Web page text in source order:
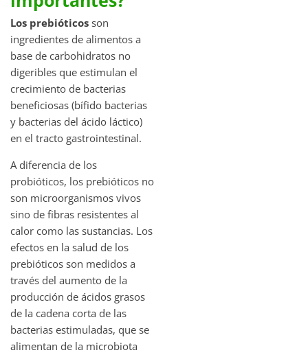
Los prebióticos son
ingredientes de alimentos a
base de carbohidratos no
digeribles que estimulan el
crecimiento de bacterias
beneficiosas (bífido bacterias
y bacterias del ácido láctico)
en el tracto gastrointestinal.
A diferencia de los
probióticos, los prebióticos no
son microorganismos vivos
sino de fibras resistentes al
calor como las sustancias. Los
efectos en la salud de los
prebióticos son medidos a
través del aumento de la
producción de ácidos grasos
de la cadena corta de las
bacterias estimuladas, que se
alimentan de la microbiota